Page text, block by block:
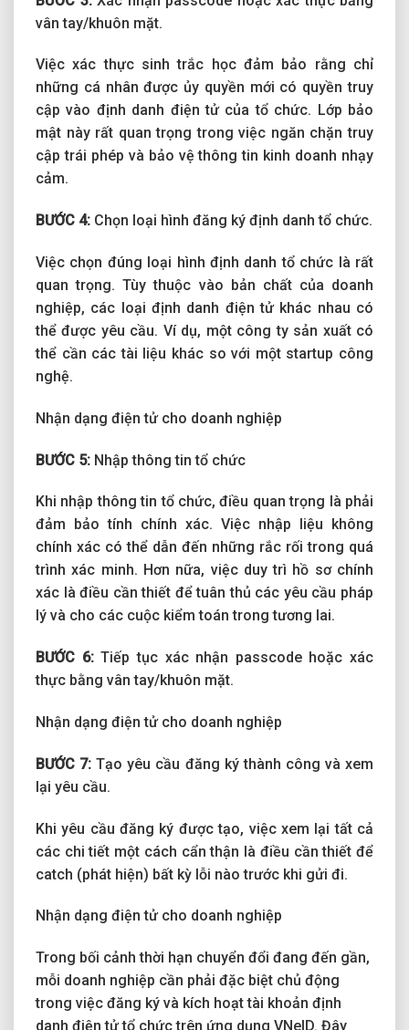
vân tay/khuôn mặt.
Việc xác thực sinh trắc học đảm bảo rằng chỉ
những cá nhân được ủy quyền mới có quyền truy
cập vào định danh điện tử của tổ chức. Lớp bảo
mật này rất quan trọng trong việc ngăn chặn truy
cập trái phép và bảo vệ thông tin kinh doanh nhạy
cảm.
BƯỚC 4: Chọn loại hình đăng ký định danh tổ chức.
Việc chọn đúng loại hình định danh tổ chức là rất
quan trọng. Tùy thuộc vào bản chất của doanh
nghiệp, các loại định danh điện tử khác nhau có
thể được yêu cầu. Ví dụ, một công ty sản xuất có
thể cần các tài liệu khác so với một startup công
nghệ.
Nhận dạng điện tử cho doanh nghiệp
BƯỚC 5: Nhập thông tin tổ chức
Khi nhập thông tin tổ chức, điều quan trọng là phải
đảm bảo tính chính xác. Việc nhập liệu không
chính xác có thể dẫn đến những rắc rối trong quá
trình xác minh. Hơn nữa, việc duy trì hồ sơ chính
xác là điều cần thiết để tuân thủ các yêu cầu pháp
lý và cho các cuộc kiểm toán trong tương lai.
BƯỚC 6:Tiếp tục xác nhận passcode hoặc xác
thực bằng vân tay/khuôn mặt.
Nhận dạng điện tử cho doanh nghiệp
BƯỚC 7: Tạo yêu cầu đăng ký thành công và xem
lại yêu cầu.
Khi yêu cầu đăng ký được tạo, việc xem lại tất cả
các chi tiết một cách cẩn thận là điều cần thiết để
catch (phát hiện) bất kỳ lỗi nào trước khi gửi đi.
Nhận dạng điện tử cho doanh nghiệp
Trong bối cảnh thời hạn chuyển đổi đang đến gần,
mỗi doanh nghiệp cần phải đặc biệt chủ động
trong việc đăng ký và kích hoạt tài khoản định
danh điện tử tổ chức trên ứng dụng VNeID. Đây